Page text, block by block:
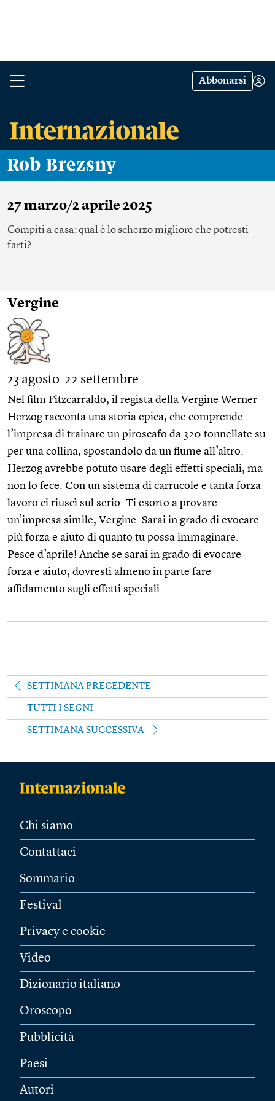
Abbonarsi
Rob Brezsny
27 marzo/2 aprile 2025
Compiti a casa: qual è lo scherzo migliore che potresti
farti?
Vergine
23 agosto-22 settembre
Nel film Fitzcarraldo, il regista della Vergine Werner
Herzog racconta una storia epica, che comprende
l’impresa di trainare un piroscafo da 320 tonnellate su
per una collina, spostandolo da un fiume all’altro.
Herzog avrebbe potuto usare degli effetti speciali, ma
non lo fece. Con un sistema di carrucole e tanta forza
lavoro ci riuscì sul serio. Ti esorto a provare
un’impresa simile, Vergine. Sarai in grado di evocare
più forza e aiuto di quanto tu possa immaginare.
Pesce d’aprile! Anche se sarai in grado di evocare
forza e aiuto, dovresti almeno in parte fare
affidamento sugli effetti speciali.
SETTIMANA PRECEDENTE
TUTTI I SEGNI
SETTIMANA SUCCESSIVA
Chi siamo
Contattaci
Sommario
Festival
Privacy e cookie
Video
Dizionario italiano
Oroscopo
Pubblicità
Paesi
Autori